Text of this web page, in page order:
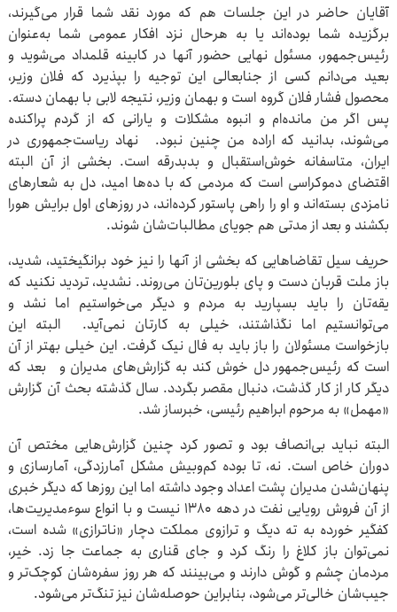
آقایان حاضر در این جلسات هم که مورد نقد شما قرار می‌گیرند،
برگزیده شما بوده‌اند یا به هرحال نزد افکار عمومی شما به‌عنوان
رئیس‌جمهور، مسئول نهایی حضور آنها در کابینه قلمداد می‌شوید و
بعید می‌دانم کسی از جنابعالی این توجیه را بپذیرد که فلان وزیر،
محصول فشار فلان گروه است و بهمان وزیر، نتیجه لابی با بهمان دسته.
پس اگر من مانده‌ام و انبوه مشکلات و یارانی که از گردم پراکنده
می‌شوند، بدانید که اراده من چنین نبود. نهاد ریاست‌جمهوری در
ایران، متاسفانه خوش‌استقبال و بدبدرقه است. بخشی از آن البته
اقتضای دموکراسی است که مردمی که با ده‌ها امید، دل به شعارهای
نامزدی بسته‌اند و او را راهی پاستور کرده‌اند، در روزهای اول برایش هورا
بکشند و بعد از مدتی هم جویای مطالبات‌شان شوند.
حریف سیل تقاضاهایی که بخشی از آنها را نیز خود برانگیختید، شدید،
باز ملت قربان دست و پای بلورین‌تان می‌روند. نشدید، تردید نکنید که
یقه‌تان را باید بسپارید به مردم و دیگر می‌خواستیم اما نشد و
می‌توانستیم اما نگذاشتند، خیلی به کارتان نمی‌آید. البته این
بازخواست مسئولان را باز باید به فال نیک گرفت. این خیلی بهتر از آن
است که رئیس‌جمهور دل خوش کند به گزارش‌های مدیران و بعد که
دیگر کار از کار گذشت، دنبال مقصر بگردد. سال گذشته بحث آن گزارش
«مهمل» به مرحوم ابراهیم رئیسی، خبرساز شد.
البته نباید بی‌انصاف بود و تصور کرد چنین گزارش‌هایی مختص آن
دوران خاص است. نه، تا بوده کم‌وبیش مشکل آمارزدگی، آمارسازی و
پنهان‌شدن مدیران پشت اعداد وجود داشته اما این روزها که دیگر خبری
از آن فروش رویایی نفت در دهه ۱۳۸۰ نیست و با انواع سوءمدیریت‌ها،
کفگیر خورده به ته دیگ و ترازوی مملکت دچار «ناترازی» شده است،
نمی‌توان باز کلاغ را رنگ کرد و جای قناری به جماعت جا زد. خیر،
مردمان چشم و گوش دارند و می‌بینند که هر روز سفره‌شان کوچک‌تر و
جیب‌شان خالی‌تر می‌شود، بنابراین حوصله‌شان نیز تنگ‌تر می‌شود.